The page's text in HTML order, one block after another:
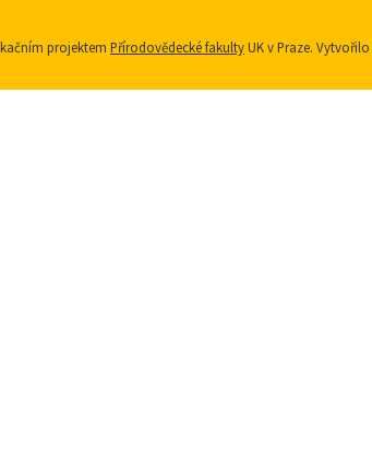
projektem Přírodovědecké fakultyUK v Praze. Vytvořilo